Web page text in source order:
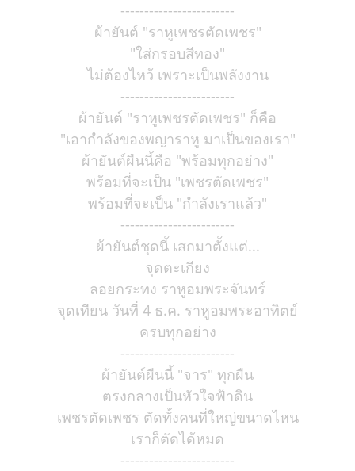
------------------------
ผ้ายันต์ "ราหูเพชรตัดเพชร"
"ใส่กรอบสีทอง"
ไม่ต้องไหว้ เพราะเป็นพลังงาน
------------------------
ผ้ายันต์ "ราหูเพชรตัดเพชร" ก็คือ
"เอากำลังของพญาราหู มาเป็นของเรา"
ผ้ายันต์ผืนนี้คือ "พร้อมทุกอย่าง"
พร้อมที่จะเป็น "เพชรตัดเพชร"
พร้อมที่จะเป็น "กำลังเราแล้ว"
------------------------
ผ้ายันต์ชุดนี้ เสกมาตั้งแต่...
จุดตะเกียง
ลอยกระทง ราหูอมพระจันทร์
จุดเทียน วันที่ 4 ธ.ค. ราหูอมพระอาทิตย์
ครบทุกอย่าง
------------------------
ผ้ายันต์ผืนนี้ "จาร" ทุกผืน
ตรงกลางเป็นหัวใจฟ้าดิน
เพชรตัดเพชร ตัดทั้งคนที่ใหญ่ขนาดไหน
เราก็ตัดได้หมด
------------------------